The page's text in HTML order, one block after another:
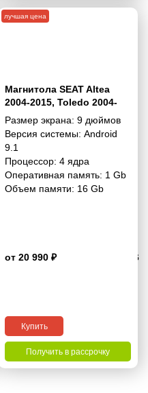
4.6
Магнитола SEAT Altea
2004-2015, Toledo 2004-
2009 Левый руль 9
дюймов - 9.1 1/16 Гб
Simple
Размер экрана: 9 дюймов
Версия системы: Android
9.1
Процессор: 4 ядра
Оперативная память: 1 Gb
Объем памяти: 16 Gb
от 20 990 ₽
Купить
Получить в рассрочку
лучшая цена